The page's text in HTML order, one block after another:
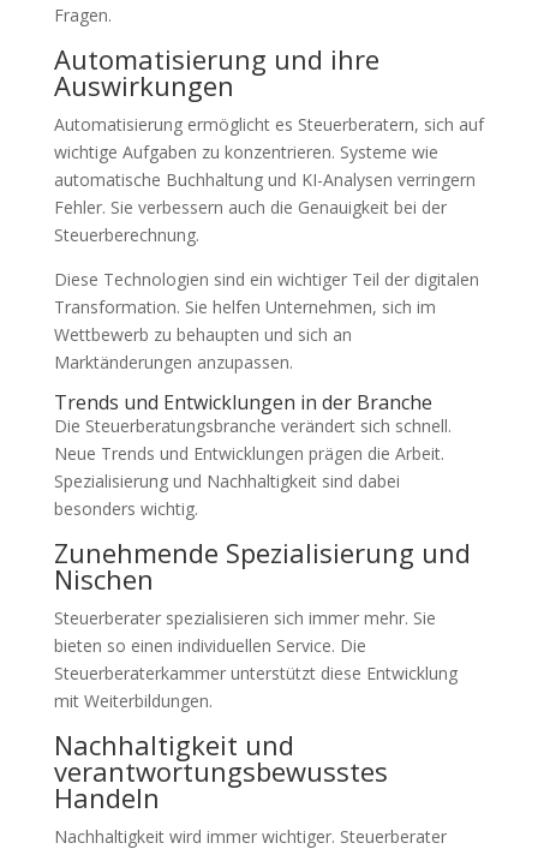
Fragen.
Automatisierung und ihre
Auswirkungen
Automatisierung ermöglicht es Steuerberatern, sich auf
wichtige Aufgaben zu konzentrieren. Systeme wie
automatische Buchhaltung und KI-Analysen verringern
Fehler. Sie verbessern auch die Genauigkeit bei der
Steuerberechnung.
Diese Technologien sind ein wichtiger Teil der digitalen
Transformation. Sie helfen Unternehmen, sich im
Wettbewerb zu behaupten und sich an
Marktänderungen anzupassen.
Trends und Entwicklungen in der Branche
Die Steuerberatungsbranche verändert sich schnell.
Neue Trends und Entwicklungen prägen die Arbeit.
Spezialisierung und Nachhaltigkeit sind dabei
besonders wichtig.
Zunehmende Spezialisierung und
Nischen
Steuerberater spezialisieren sich immer mehr. Sie
bieten so einen individuellen Service. Die
Steuerberaterkammer unterstützt diese Entwicklung
mit Weiterbildungen.
Nachhaltigkeit und
verantwortungsbewusstes
Handeln
Nachhaltigkeit wird immer wichtiger. Steuerberater